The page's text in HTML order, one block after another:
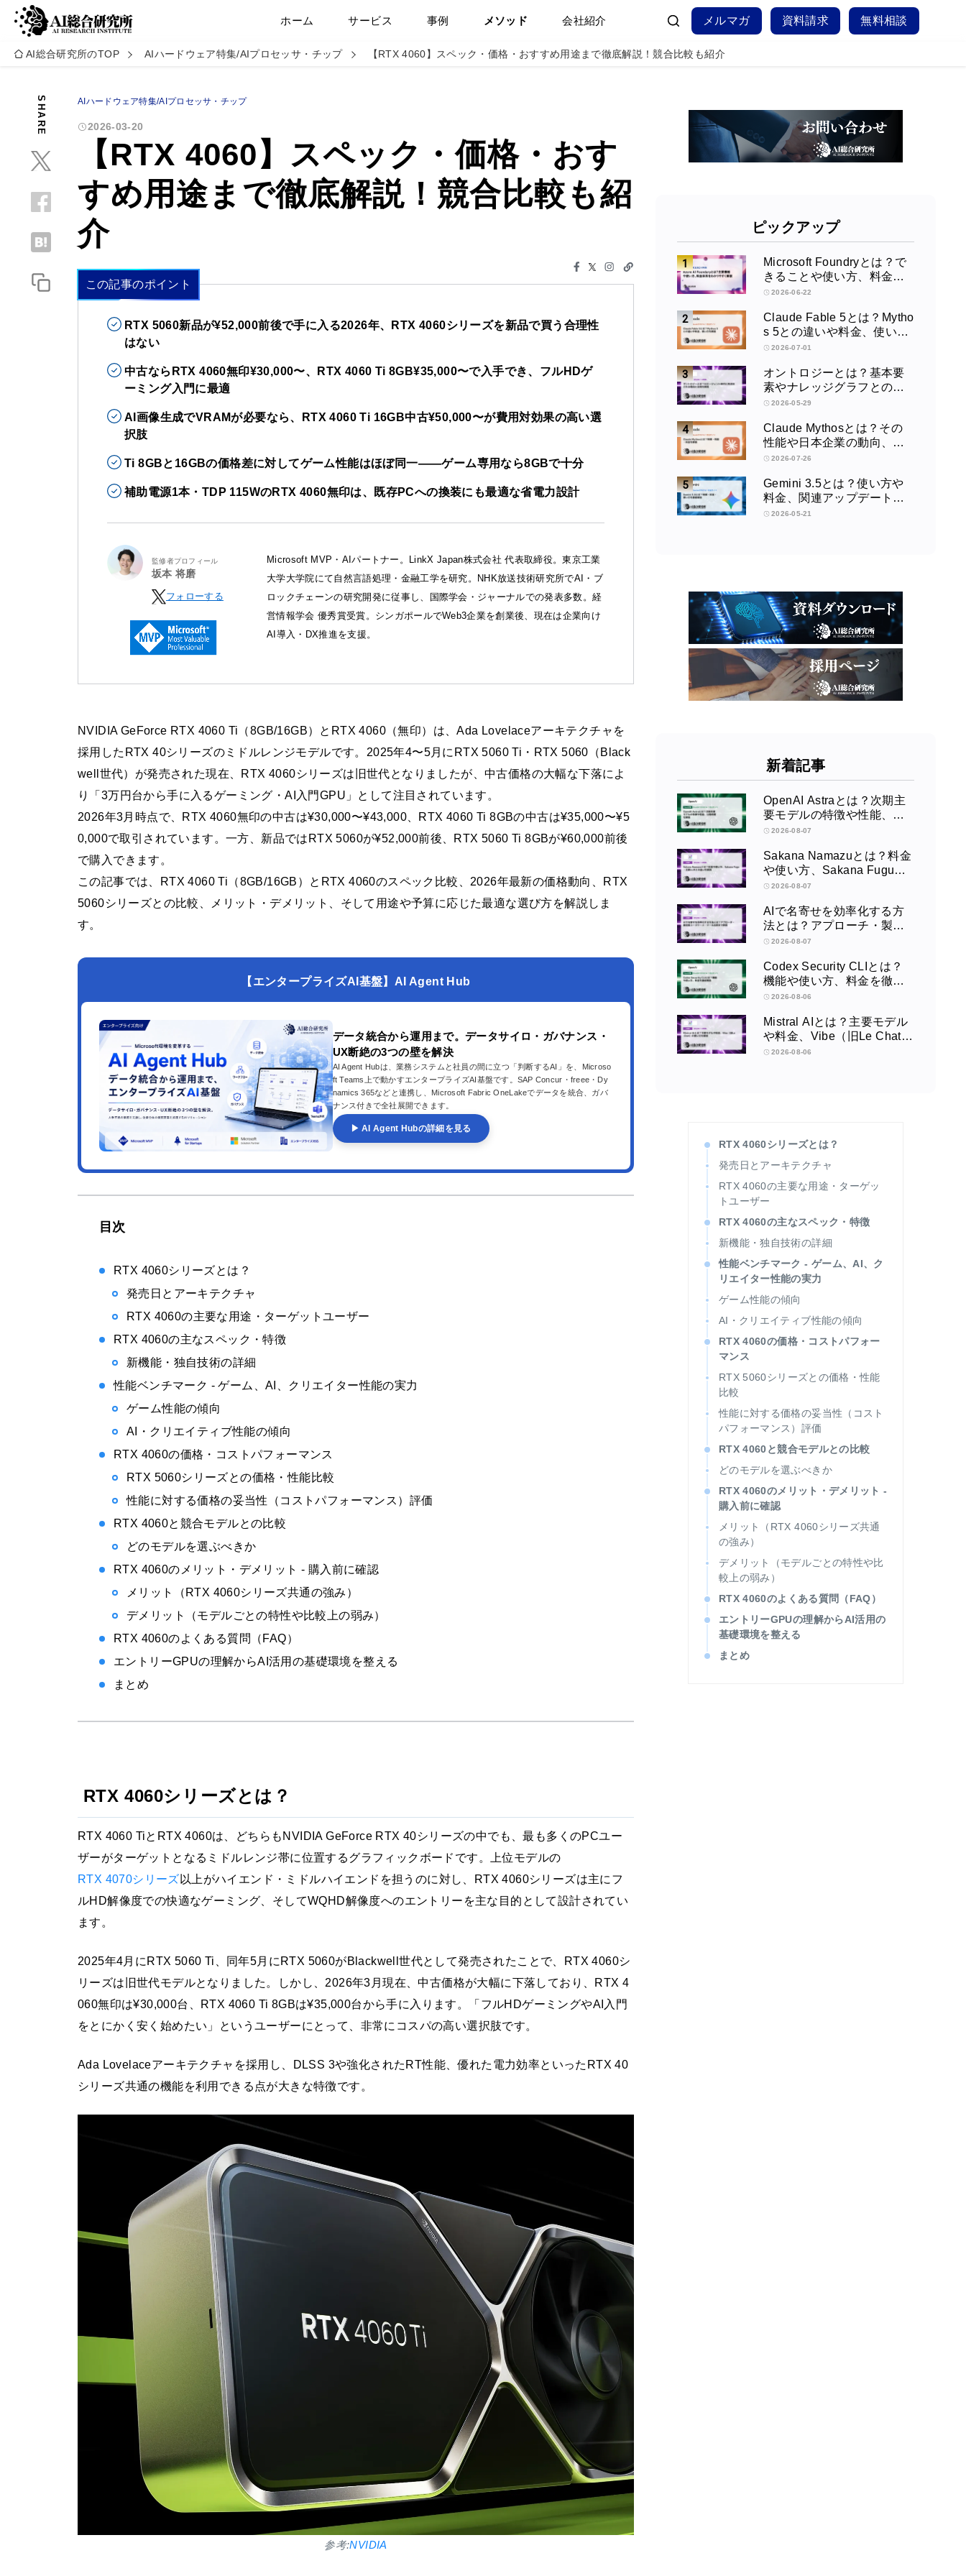
ホーム サービス 事例 メソッド 会社紹介 メルマガ 資料請求 無料相談
AI総合研究所のTOP AIハードウェア特集/AIプロセッサ・チップ 【RTX 4060】スペック・価格・おすすめ用途まで徹底解説！競合比較も紹介
SHARE AIハードウェア特集/AIプロセッサ・チップ
2026-03-20
【RTX 4060】スペック・価格・おす
すめ用途まで徹底解説！競合比較も紹
介
この記事のポイント
RTX 5060新品が¥52,000前後で手に入る2026年、RTX 4060シリーズを新品で買う合理性
はない
中古ならRTX 4060無印¥30,000〜、RTX 4060 Ti 8GB¥35,000〜で入手でき、フルHDゲ
ーミング入門に最適
AI画像生成でVRAMが必要なら、RTX 4060 Ti 16GB中古¥50,000〜が費用対効果の高い選
択肢
Ti 8GBと16GBの価格差に対してゲーム性能はほぼ同一――ゲーム専用なら8GBで十分
補助電源1本・TDP 115WのRTX 4060無印は、既存PCへの換装にも最適な省電力設計
監修者プロフィール
坂本 将磨
フォローする
Microsoft MVP・AIパートナー。LinkX Japan株式会社 代表取締役。東京工業
大学大学院にて自然言語処理・金融工学を研究。NHK放送技術研究所でAI・ブ
ロックチェーンの研究開発に従事し、国際学会・ジャーナルでの発表多数。経
営情報学会 優秀賞受賞。シンガポールでWeb3企業を創業後、現在は企業向け
AI導入・DX推進を支援。
NVIDIA GeForce RTX 4060 Ti（8GB/16GB）とRTX 4060（無印）は、Ada Lovelaceアーキテクチャを
採用したRTX 40シリーズのミドルレンジモデルです。2025年4〜5月にRTX 5060 Ti・RTX 5060（Black
well世代）が発売された現在、RTX 4060シリーズは旧世代となりましたが、中古価格の大幅な下落によ
り「3万円台から手に入るゲーミング・AI入門GPU」として注目されています。
2026年3月時点で、RTX 4060無印の中古は¥30,000〜¥43,000、RTX 4060 Ti 8GBの中古は¥35,000〜¥5
0,000で取引されています。一方、新品ではRTX 5060が¥52,000前後、RTX 5060 Ti 8GBが¥60,000前後
で購入できます。
この記事では、RTX 4060 Ti（8GB/16GB）とRTX 4060のスペック比較、2026年最新の価格動向、RTX
5060シリーズとの比較、メリット・デメリット、そして用途や予算に応じた最適な選び方を解説しま
す。
【エンタープライズAI基盤】AI Agent Hub
データ統合から運用まで。データサイロ・ガバナンス・
UX断絶の3つの壁を解決
AI Agent Hubは、業務システムと社員の間に立つ「判断するAI」を、Microso
ft Teams上で動かすエンタープライズAI基盤です。SAP Concur・freee・Dy
namics 365などと連携し、Microsoft Fabric OneLakeでデータを統合、ガバ
ナンス付きで全社展開できます。
▶ AI Agent Hubの詳細を見る
目次
RTX 4060シリーズとは？
発売日とアーキテクチャ
RTX 4060の主要な用途・ターゲットユーザー
RTX 4060の主なスペック・特徴
新機能・独自技術の詳細
性能ベンチマーク - ゲーム、AI、クリエイター性能の実力
ゲーム性能の傾向
AI・クリエイティブ性能の傾向
RTX 4060の価格・コストパフォーマンス
RTX 5060シリーズとの価格・性能比較
性能に対する価格の妥当性（コストパフォーマンス）評価
RTX 4060と競合モデルとの比較
どのモデルを選ぶべきか
RTX 4060のメリット・デメリット - 購入前に確認
メリット（RTX 4060シリーズ共通の強み）
デメリット（モデルごとの特性や比較上の弱み）
RTX 4060のよくある質問（FAQ）
エントリーGPUの理解からAI活用の基礎環境を整える
まとめ
RTX 4060シリーズとは？
RTX 4060 TiとRTX 4060は、どちらもNVIDIA GeForce RTX 40シリーズの中でも、最も多くのPCユー
ザーがターゲットとなるミドルレンジ帯に位置するグラフィックボードです。上位モデルの
RTX 4070シリーズ 以上がハイエンド・ミドルハイエンドを担うのに対し、RTX 4060シリーズは主にフ
ルHD解像度での快適なゲーミング、そしてWQHD解像度へのエントリーを主な目的として設計されてい
ます。
2025年4月にRTX 5060 Ti、同年5月にRTX 5060がBlackwell世代として発売されたことで、RTX 4060シ
リーズは旧世代モデルとなりました。しかし、2026年3月現在、中古価格が大幅に下落しており、RTX 4
060無印は¥30,000台、RTX 4060 Ti 8GBは¥35,000台から手に入ります。「フルHDゲーミングやAI入門
をとにかく安く始めたい」というユーザーにとって、非常にコスパの高い選択肢です。
Ada Lovelaceアーキテクチャを採用し、DLSS 3や強化されたRT性能、優れた電力効率といったRTX 40
シリーズ共通の機能を利用できる点が大きな特徴です。
参考:NVIDIA
ピックアップ
Microsoft Foundryとは？で
きることや使い方、料金を
徹底解説！
2026-06-22
Claude Fable 5とは？Mytho
s 5との違いや料金、使い方
を解説
2026-07-01
オントロジーとは？基本要
素やナレッジグラフとの違
い、活用例をわかりやすく
2026-05-29
Claude Mythosとは？その
性能や日本企業の動向、使
い方を解説
2026-07-26
Gemini 3.5とは？使い方や
料金、関連アップデートを
徹底解説！
2026-05-21
新着記事
OpenAI Astraとは？次期主
要モデルの特徴や性能、公
開時期を解説
2026-08-07
Sakana Namazuとは？料金
や使い方、Sakana Fugu・
主要LLMとの違いを解説
2026-08-07
AIで名寄せを効率化する方
法とは？アプローチ・製造
業ユースケース・ツール比
2026-08-07
Codex Security CLIとは？
機能や使い方、料金を徹底
解説
2026-08-06
Mistral AIとは？主要モデル
や料金、Vibe（旧Le Chat）
の使い方を解説
2026-08-06
RTX 4060シリーズとは？
発売日とアーキテクチャ
RTX 4060の主要な用途・ターゲッ
トユーザー
RTX 4060の主なスペック・特徴
新機能・独自技術の詳細
性能ベンチマーク - ゲーム、AI、ク
リエイター性能の実力
ゲーム性能の傾向
AI・クリエイティブ性能の傾向
RTX 4060の価格・コストパフォー
マンス
RTX 5060シリーズとの価格・性能
比較
性能に対する価格の妥当性（コスト
パフォーマンス）評価
RTX 4060と競合モデルとの比較
どのモデルを選ぶべきか
RTX 4060のメリット・デメリット -
購入前に確認
メリット（RTX 4060シリーズ共通
の強み）
デメリット（モデルごとの特性や比
較上の弱み）
RTX 4060のよくある質問（FAQ）
エントリーGPUの理解からAI活用の
基礎環境を整える
まとめ